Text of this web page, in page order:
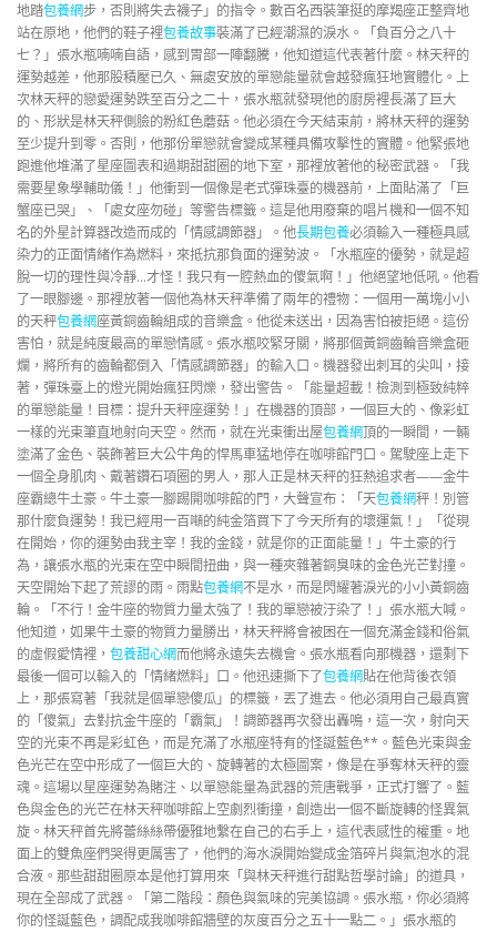
地踏包養網步，否則將失去襪子」的指令。數百名西裝筆挺的摩羯座正整齊地
站在原地，他們的鞋子裡包養故事裝滿了已經潮濕的淚水。「負百分之八十
七？」張水瓶喃喃自語，感到胃部一陣翻騰，他知道這代表著什麼。林天秤的
運勢越差，他那股積壓已久、無處安放的單戀能量就會越發瘋狂地實體化。上
次林天秤的戀愛運勢跌至百分之二十，張水瓶就發現他的廚房裡長滿了巨大
的、形狀是林天秤側臉的粉紅色蘑菇。他必須在今天結束前，將林天秤的運勢
至少提升到零。否則，他那份單戀就會變成某種具備攻擊性的實體。他緊張地
跑進他堆滿了星座圖表和過期甜甜圈的地下室，那裡放著他的秘密武器。「我
需要星象學輔助儀！」他衝到一個像是老式彈珠臺的機器前，上面貼滿了「巨
蟹座已哭」、「處女座勿碰」等警告標籤。這是他用廢棄的唱片機和一個不知
名的外星計算器改造而成的「情感調節器」。他長期包養必須輸入一種極具感
染力的正面情緒作為燃料，來抵抗那負面的運勢波。「水瓶座的優勢，就是超
脫一切的理性與冷靜…才怪！我只有一腔熱血的傻氣啊！」他絕望地低吼。他看
了一眼腳邊。那裡放著一個他為林天秤準備了兩年的禮物：一個用一萬塊小小
的天秤包養網座黃銅齒輪組成的音樂盒。他從未送出，因為害怕被拒絕。這份
害怕，就是純度最高的單戀情感。張水瓶咬緊牙關，將那個黃銅齒輪音樂盒砸
爛，將所有的齒輪都倒入「情感調節器」的輸入口。機器發出刺耳的尖叫，接
著，彈珠臺上的燈光開始瘋狂閃爍，發出警告。「能量超載！檢測到極致純粹
的單戀能量！目標：提升天秤座運勢！」在機器的頂部，一個巨大的、像彩虹
一樣的光束筆直地射向天空。然而，就在光束衝出屋包養網頂的一瞬間，一輛
塗滿了金色、裝飾著巨大公牛角的悍馬車猛地停在咖啡館門口。駕駛座上走下
一個全身肌肉、戴著鑽石項圈的男人，那人正是林天秤的狂熱追求者——金牛
座霸總牛土豪。牛土豪一腳踢開咖啡館的門，大聲宣布：「天包養網秤！別管
那什麼負運勢！我已經用一百噸的純金箔買下了今天所有的壞運氣！」「從現
在開始，你的運勢由我主宰！我的金錢，就是你的正面能量！」牛土豪的行
為，讓張水瓶的光束在空中瞬間扭曲，與一種夾雜著銅臭味的金色光芒對撞。
天空開始下起了荒謬的雨。雨點包養網不是水，而是閃耀著淚光的小小黃銅齒
輪。「不行！金牛座的物質力量太強了！我的單戀被汙染了！」張水瓶大喊。
他知道，如果牛土豪的物質力量勝出，林天秤將會被困在一個充滿金錢和俗氣
的虛假愛情裡， 包養甜心網而他將永遠失去機會。張水瓶看向那機器，還剩下
最後一個可以輸入的「情緒燃料」口。他迅速撕下了包養網貼在他背後衣領
上，那張寫著「我就是個單戀傻瓜」的標籤，丟了進去。他必須用自己最真實
的「傻氣」去對抗金牛座的「霸氣」！調節器再次發出轟鳴，這一次，射向天
空的光束不再是彩虹色，而是充滿了水瓶座特有的怪誕藍色**。藍色光束與金
色光芒在空中形成了一個巨大的、旋轉著的太極圖案，像是在爭奪林天秤的靈
魂。這場以星座運勢為賭注、以單戀能量為武器的荒唐戰爭，正式打響了。藍
色與金色的光芒在林天秤咖啡館上空劇烈衝撞，創造出一個不斷旋轉的怪異氣
旋。林天秤首先將蕾絲絲帶優雅地繫在自己的右手上，這代表感性的權重。地
面上的雙魚座們哭得更厲害了，他們的海水淚開始變成金箔碎片與氣泡水的混
合液。那些甜甜圈原本是他打算用來「與林天秤進行甜點哲學討論」的道具，
現在全部成了武器。「第二階段：顏色與氣味的完美協調。張水瓶，你必須將
你的怪誕藍色，調配成我咖啡館牆壁的灰度百分之五十一點二。」張水瓶的